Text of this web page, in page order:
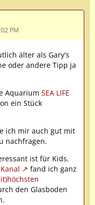
PM
älter als Gary's
oder andere Tipp ja
Aquarium SEA LIFE
ein Stück
ich mir auch gut mit
nachfragen.
ist für Kids.
fand ich ganz
den Glasboden